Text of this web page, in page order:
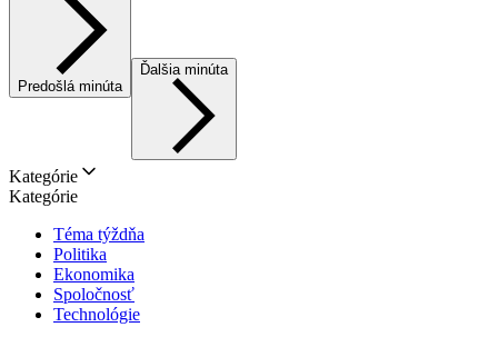
Predošlá minúta
Ďalšia minúta
Kategórie
Kategórie
Téma týždňa
Politika
Ekonomika
Spoločnosť
Technológie